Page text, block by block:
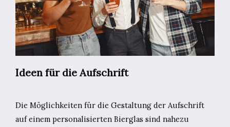
Ideen für die Aufschrift
Die Möglichkeiten für die Gestaltung der Aufschrift
auf einem personalisierten Bierglas sind nahezu